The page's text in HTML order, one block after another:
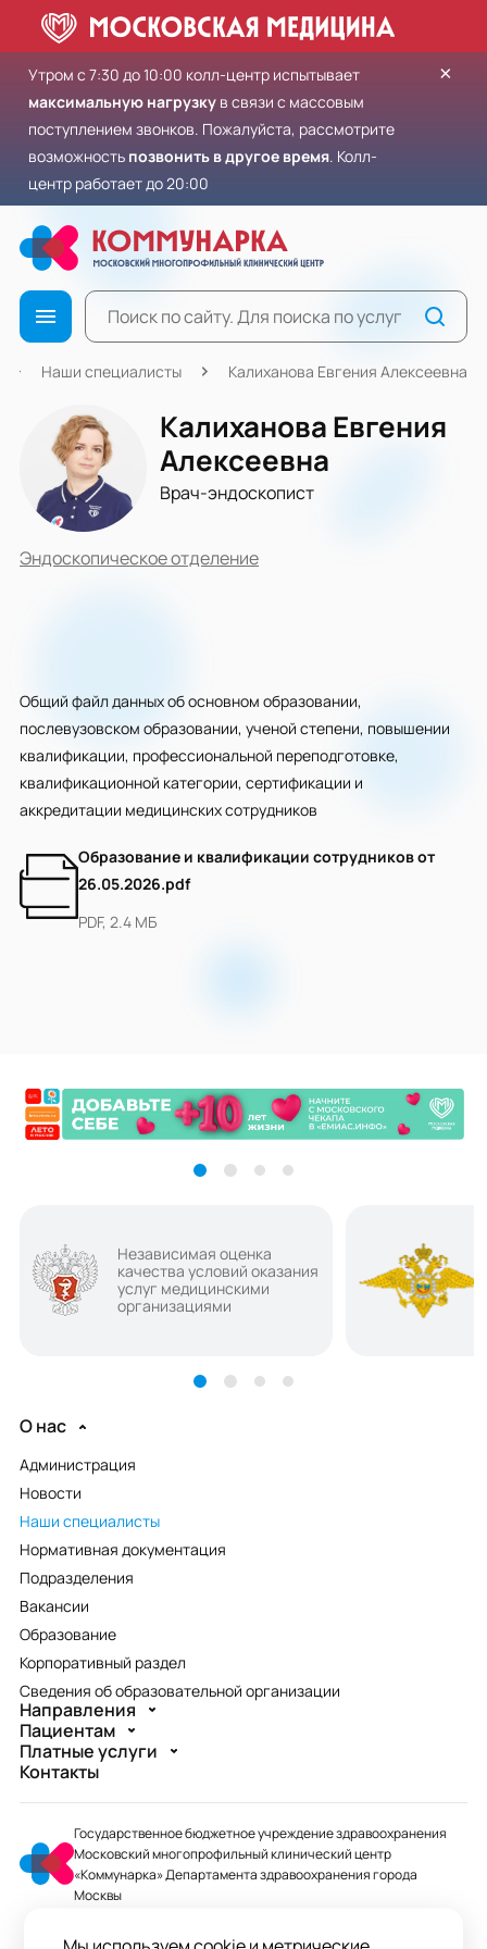
Утром с 7:30 до 10:00 колл-центр испытывает
максимальную нагрузку в связи с массовым
поступлением звонков. Пожалуйста, рассмотрите
возможность позвонить в другое время. Колл-
центр работает до 20:00
×
Наши специалисты Калиханова Евгения Алексеевна
Калиханова Евгения
Алексеевна
Врач-эндоскопист
Эндоскопическое отделение
Общий файл данных об основном образовании,
послевузовском образовании, ученой степени, повышении
квалификации, профессиональной переподготовке,
квалификационной категории, сертификации и
аккредитации медицинских сотрудников
Образование и квалификации сотрудников от
26.05.2026.pdf
PDF, 2.4 МБ
Независимая оценка
качества условий оказания
услуг медицинскими
организациями
О нас
Администрация
Новости
Наши специалисты
Нормативная документация
Подразделения
Вакансии
Образование
Корпоративный раздел
Сведения об образовательной организации
Направления
Пациентам
Платные услуги
Контакты
Государственное бюджетное учреждение здравоохранения
Московский многопрофильный клинический центр
«Коммунарка» Департамента здравоохранения города
Москвы